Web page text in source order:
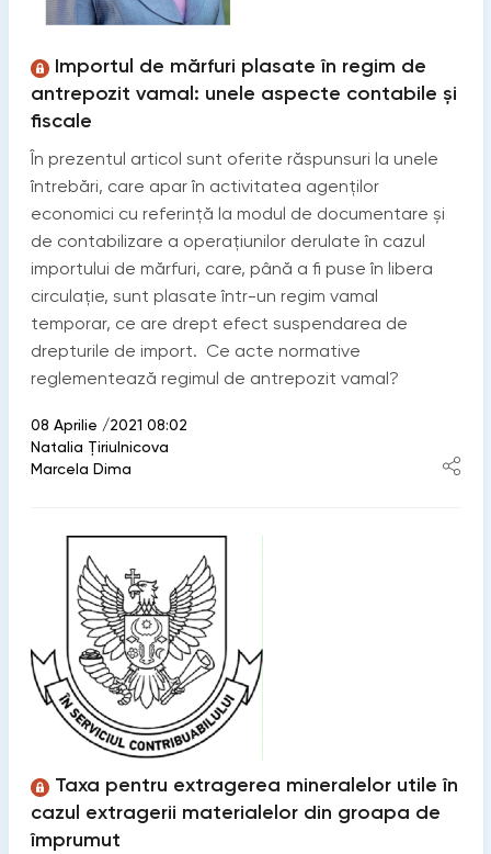
Importul de mărfuri plasate în regim de
antrepozit vamal: unele aspecte contabile și
fiscale
În prezentul articol sunt oferite răspunsuri la unele
întrebări, care apar în activitatea agenților
economici cu referință la modul de documentare și
de contabilizare a operațiunilor derulate în cazul
importului de mărfuri, care, până a fi puse în libera
circulație, sunt plasate într-un regim vamal
temporar, ce are drept efect suspendarea de
drepturile de import. Ce acte normative
reglementează regimul de antrepozit vamal?
08 Aprilie /2021 08:02
Natalia Ţiriulnicova
Marcela Dima
Taxa pentru extragerea mineralelor utile în
cazul extragerii materialelor din groapa de
împrumut